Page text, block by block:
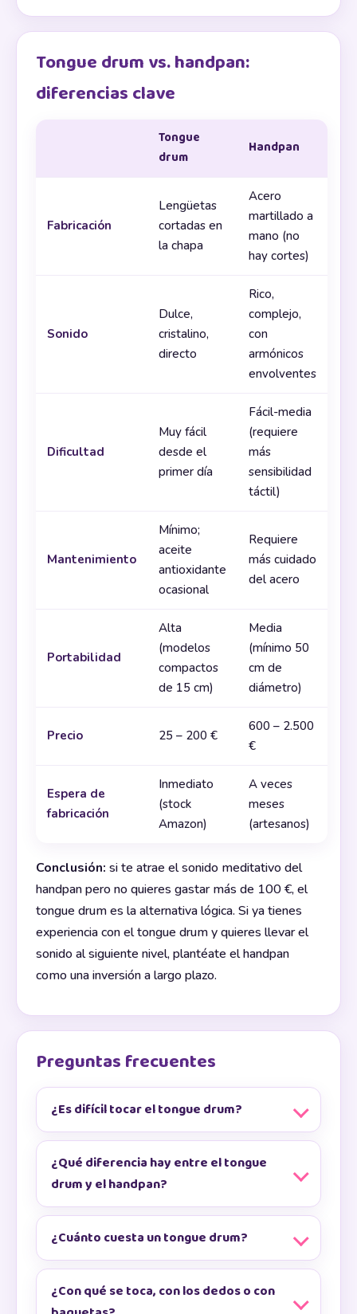
Tongue drum vs. handpan:
diferencias clave
Tongue
drum
Handpan
Fabricación
Lengüetas
cortadas en
la chapa
Acero
martillado a
mano (no
hay cortes)
Sonido
Dulce,
cristalino,
directo
Rico,
complejo,
con
armónicos
envolventes
Dificultad
Muy fácil
desde el
primer día
Fácil-media
(requiere
más
sensibilidad
táctil)
Mantenimiento
Mínimo;
aceite
antioxidante
ocasional
Requiere
más cuidado
del acero
Portabilidad
Alta
(modelos
compactos
de 15 cm)
Media
(mínimo 50
cm de
diámetro)
Precio 25 – 200 €
600 – 2.500
€
Espera de
fabricación
Inmediato
(stock
Amazon)
A veces
meses
(artesanos)
Conclusión: si te atrae el sonido meditativo del
handpan pero no quieres gastar más de 100 €, el
tongue drum es la alternativa lógica. Si ya tienes
experiencia con el tongue drum y quieres llevar el
sonido al siguiente nivel, plantéate el handpan
como una inversión a largo plazo.
Preguntas frecuentes
¿Es difícil tocar el tongue drum?
¿Qué diferencia hay entre el tongue
drum y el handpan?
¿Cuánto cuesta un tongue drum?
¿Con qué se toca, con los dedos o con